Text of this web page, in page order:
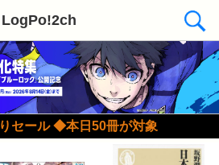
LogPo!2ch
セール ◆本日50冊が対象